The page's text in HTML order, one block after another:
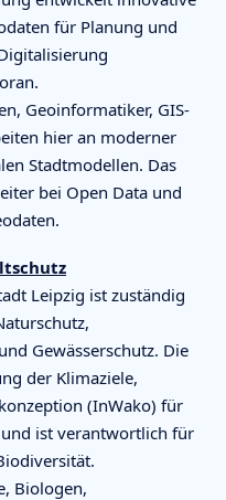
für Planung und
Geoinformatiker, GIS-
hier an moderner
Stadtmodellen. Das
bei Open Data und
Leipzig ist zuständig
Gewässerschutz. Die
der Klimaziele,
(InWako) für
ist verantwortlich für
Biologen,